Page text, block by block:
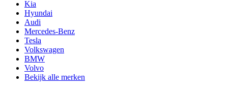
Kia
Hyundai
Audi
Mercedes-Benz
Tesla
Volkswagen
BMW
Volvo
Bekijk alle merken